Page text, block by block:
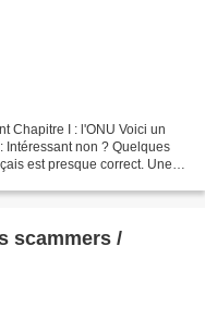
Chapitre I : l'ONU Voici un
Intéressant non ? Quelques
est presque correct. Une
scammers /